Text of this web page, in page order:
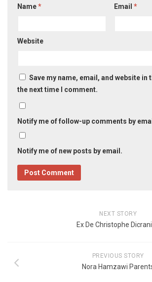
Name* Email*
Website
Save my name, email, and website in
the next time I comment.
Notify me of follow-up comments by
Notify me of new posts by email.
NEXT STORY
Ex De Christophe
PREVIOUS STORY
Nora Hamzawi